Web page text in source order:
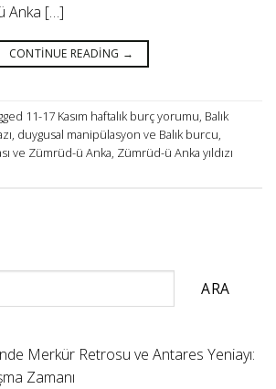
Anka […]
CONTINUE READING →
11-17 Kasım haftalık burç yorumu, Balık
, duygusal manipülasyon ve Balık burcu,
ve Zümrüd-ü Anka, Zümrüd-ü Anka yıldızı
ARA
Merkür Retrosu ve Antares Yeniayı:
Zamanı